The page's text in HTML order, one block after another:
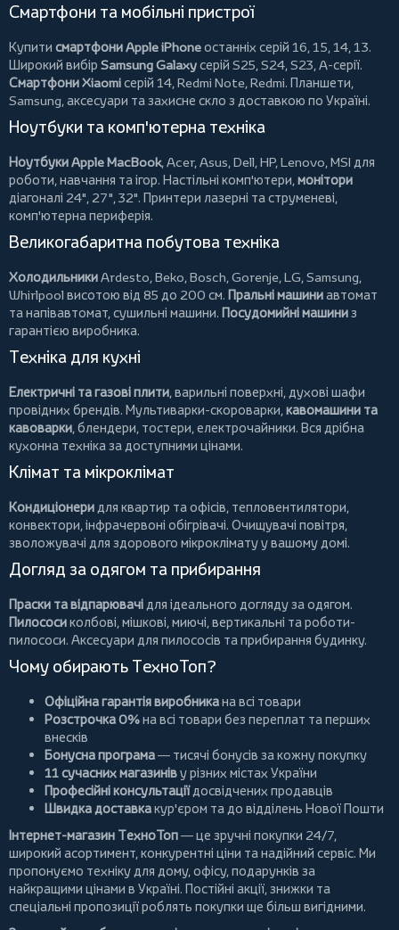
Смартфони та мобільні пристрої
Купити смартфони Apple iPhoneостанніх серій 16, 15, 14, 13.
Широкий вибір Samsung Galaxyсерій S25, S24, S23, A-серії.
Смартфони Xiaomiсерій 14, Redmi Note, Redmi. Планшети,
Samsung, аксесуари тазахисне скло з доставкою по Україні.
Ноутбуки та комп'ютерна техніка
Ноутбуки Apple MacBook,Acer,Asus,Dell,HP,Lenovo,MSI для
роботи, навчання та ігор. Настільні комп'ютери,монітори
діагоналі 24", 27", 32". Принтери лазерні та струменеві,
комп'ютерна периферія.
Великогабаритна побутова техніка
ХолодильникиArdesto,Beko,Bosch,Gorenje,LG,Samsung,
Whirlpool висотою від 85 до 200 см. Пральні машиниавтомат
та напівавтомат,сушильні машини. Посудомийні машиниз
гарантією виробника.
Техніка для кухні
Електричні та газові плити, варильні поверхні, духові шафи
провідних брендів. Мультиварки-скороварки,кавомашини та
кавоварки,блендери, тостери,електрочайники. Вся дрібна
кухонна техніка за доступними цінами.
Клімат та мікроклімат
Кондиціонеридля квартир та офісів, тепловентилятори,
конвектори,інфрачервоні обігрівачі. Очищувачі повітря,
зволожувачі для здорового мікроклімату у вашому домі.
Догляд за одягом та прибирання
Праски та відпарювачідля ідеального догляду за одягом.
Пилососиколбові,мішкові,миючі,вертикальні тароботи-
пилососи. Аксесуари для пилососів та прибирання будинку.
Чому обирають ТехноТоп?
Офіційна гарантія виробникана всі товари
Розстрочка 0%на всі товари без переплат та перших
внесків
Бонусна програма— тисячі бонусів за кожну покупку
11 сучасних магазиніву різних містах України
Професійні консультаціїдосвідчених продавців
Швидка доставкакур'єром та до відділень Нової Пошти
Інтернет-магазин ТехноТоп— це зручні покупки 24/7,
широкий асортимент, конкурентні ціни та надійний сервіс. Ми
пропонуємо техніку для дому, офісу, подарунків за
найкращими цінами в Україні. Постійні акції, знижки та
спеціальні пропозиції роблять покупки ще більш вигідними.